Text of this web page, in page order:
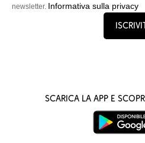
newsletter. Informativa sulla privacy
Scarica la App e